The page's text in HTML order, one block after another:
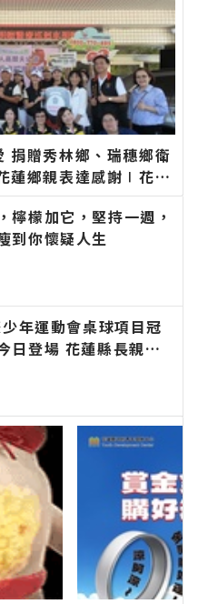
捐贈秀林鄉、瑞穗鄉衛
蓮鄉親表達感謝∣花蓮
快速的今日新聞報導
檸檬加它，堅持一週，
到你懷疑人生
年運動會桌球項目冠
日登場 花蓮縣長親臨
新的在地資訊！